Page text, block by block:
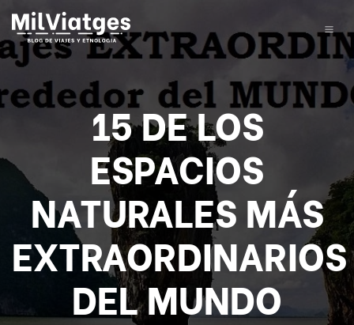
15 DE LOS
ESPACIOS
NATURALES MÁS
EXTRAORDINARIOS
DEL MUNDO